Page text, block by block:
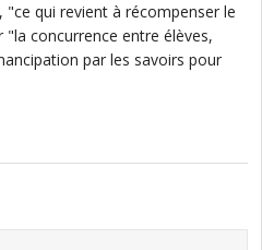
"ce qui revient à récompenser le
concurrence entre élèves,
par les savoirs pour